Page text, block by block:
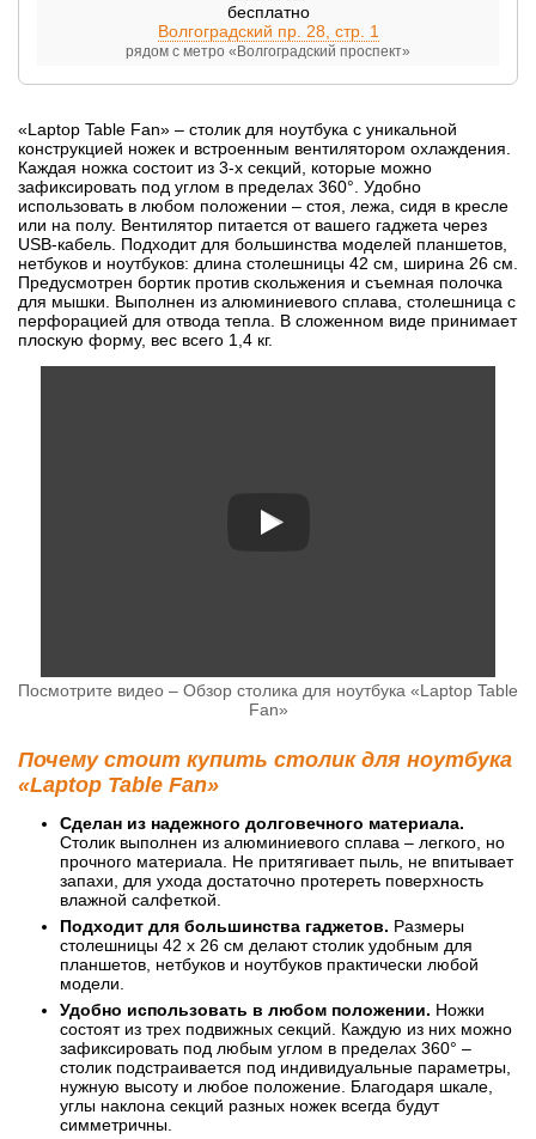
бесплатно
Волгоградский пр. 28, стр. 1
рядом с метро «Волгоградский проспект»
«Laptop Table Fan» – столик для ноутбука с уникальной
конструкцией ножек и встроенным вентилятором охлаждения.
Каждая ножка состоит из 3-х секций, которые можно
зафиксировать под углом в пределах 360°. Удобно
использовать в любом положении – стоя, лежа, сидя в кресле
или на полу. Вентилятор питается от вашего гаджета через
USB-кабель. Подходит для большинства моделей планшетов,
нетбуков и ноутбуков: длина столешницы 42 см, ширина 26 см.
Предусмотрен бортик против скольжения и съемная полочка
для мышки. Выполнен из алюминиевого сплава, столешница с
перфорацией для отвода тепла. В сложенном виде принимает
плоскую форму, вес всего 1,4 кг.
Посмотрите видео – Обзор столика для ноутбука «Laptop Table
Fan»
Почему стоит купить столик для ноутбука
«Laptop Table Fan»
Сделан из надежного долговечного материала.
Столик выполнен из алюминиевого сплава – легкого, но
прочного материала. Не притягивает пыль, не впитывает
запахи, для ухода достаточно протереть поверхность
влажной салфеткой.
Подходит для большинства гаджетов. Размеры
столешницы 42 х 26 см делают столик удобным для
планшетов, нетбуков и ноутбуков практически любой
модели.
Удобно использовать в любом положении. Ножки
состоят из трех подвижных секций. Каждую из них можно
зафиксировать под любым углом в пределах 360° –
столик подстраивается под индивидуальные параметры,
нужную высоту и любое положение. Благодаря шкале,
углы наклона секций разных ножек всегда будут
симметричны.